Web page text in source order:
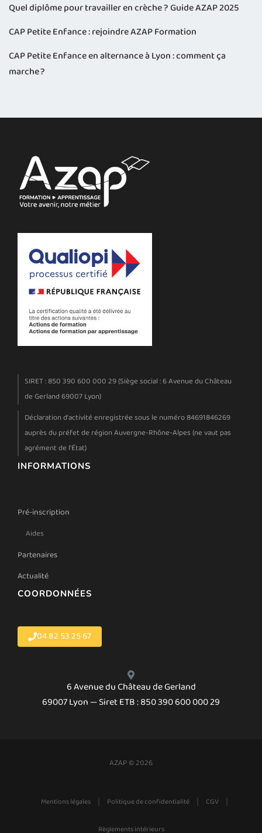
Quel diplôme pour travailler en crèche ? Guide AZAP 2025
CAP Petite Enfance : rejoindre AZAP Formation
CAP Petite Enfance en alternance à Lyon : comment ça
marche ?
SIRET : 850 390 600 000 29 (Siège social : 6 Avenue du Château
de Gerland 69007 Lyon)
Déclaration d'activité enregistrée sous le numéro 84691846269
auprès du préfet de région Auvergne-Rhône-Alpes (ne vaut pas
agrément de l'État)
INFORMATIONS
Pré-inscription
Aides
Partenaires
Actualité
COORDONNÉES
04 82 53 25 67
6 Avenue du Château de Gerland
69007 Lyon — Siret ETB : 850 390 600 000 29
AZAP © 2026
Mentions légales | Politique de confidentialité | CGV |
Règlements intérieurs